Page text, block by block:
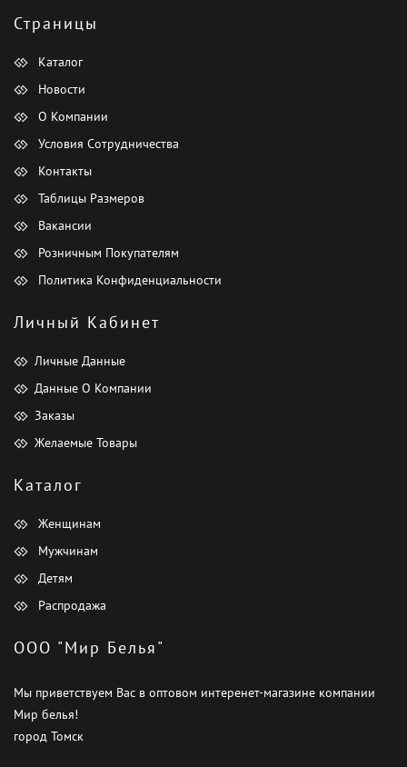
Страницы
Каталог
Новости
О Компании
Условия Сотрудничества
Контакты
Таблицы Размеров
Вакансии
Розничным Покупателям
Политика Конфиденциальности
Личный Кабинет
Личные Данные
Данные О Компании
Заказы
Желаемые Товары
Каталог
Женщинам
Мужчинам
Детям
Распродажа
ООО "Мир Белья"
Мы приветствуем Вас в оптовом интеренет-магазине компании
Мир белья!
город Томск